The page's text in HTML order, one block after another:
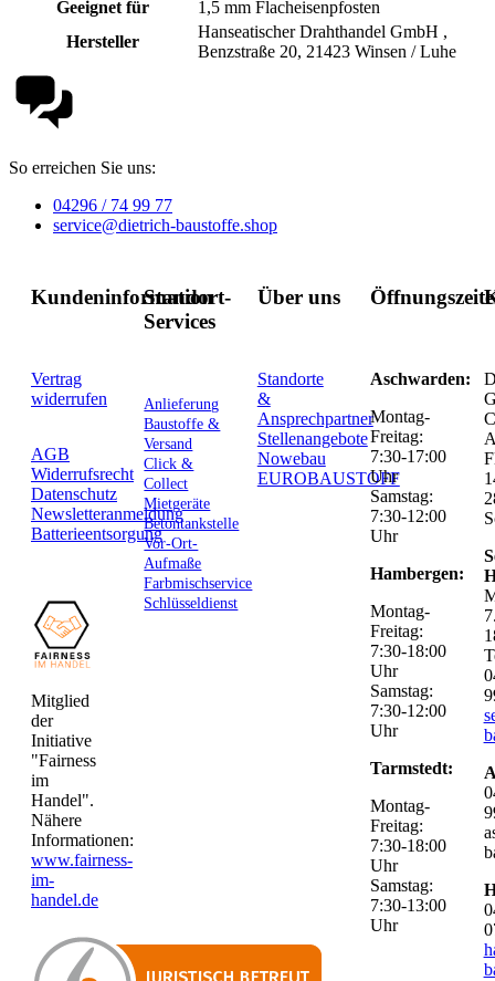
Geeignet für
1,5 mm Flacheisenpfosten
Hersteller
Hanseatischer Drahthandel GmbH ,
Benzstraße 20, 21423 Winsen / Luhe
So erreichen Sie uns:
04296 / 74 99 77
service@dietrich-baustoffe.shop
Kundeninformation
Vertrag
widerrufen
AGB
Widerrufsrecht
Datenschutz
Newsletteranmeldung
Batterieentsorgung
Mitglied
der
Initiative
"Fairness
im
Handel".
Nähere
Informationen:
www.fairness-
im-
handel.de
Standort-
Services
Anlieferung
Baustoffe &
Versand
Click &
Collect
Mietgeräte
Betontankstelle
Vor-Ort-
Aufmaße
Farbmischservice
Schlüsseldienst
Über uns
Standorte
&
Ansprechpartner
Stellenangebote
Nowebau
EUROBAUSTOFF
Aschwarden:
Montag-
Freitag:
7:30-17:00
Uhr
Samstag:
7:30-12:00
Uhr
Hambergen:
Montag-
Freitag:
7:30-18:00
Uhr
Samstag:
7:30-12:00
Uhr
Tarmstedt:
Montag-
Freitag:
7:30-18:00
Uhr
Samstag:
7:30-13:00
Uhr